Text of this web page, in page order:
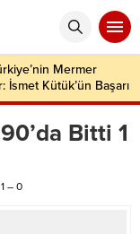
Mermer
Kütük’ün Başarı
Bitti 1
– 0